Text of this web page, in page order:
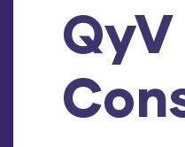
QyV